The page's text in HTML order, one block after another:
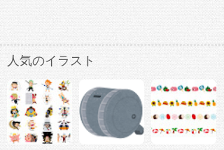
人気のイラスト